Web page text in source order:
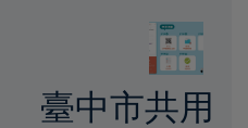
臺中市共用